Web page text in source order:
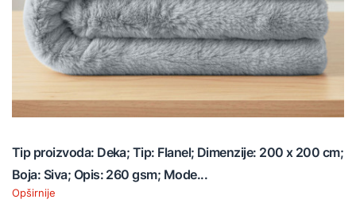
Tip proizvoda: Deka; Tip: Flanel; Dimenzije: 200 x 200 cm;
Boja: Siva; Opis: 260 gsm; Mode...
Opširnije